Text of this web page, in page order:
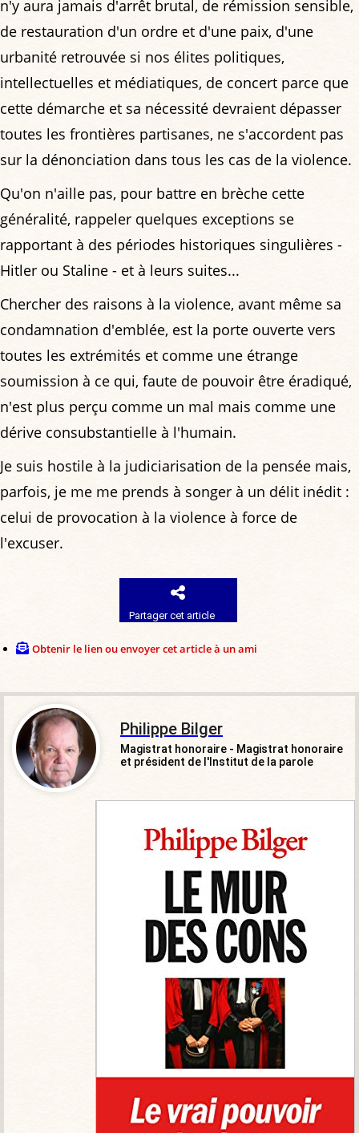
n'y aura jamais d'arrêt brutal, de rémission sensible,
de restauration d'un ordre et d'une paix, d'une
urbanité retrouvée si nos élites politiques,
intellectuelles et médiatiques, de concert parce que
cette démarche et sa nécessité devraient dépasser
toutes les frontières partisanes, ne s'accordent pas
sur la dénonciation dans tous les cas de la violence.
Qu'on n'aille pas, pour battre en brèche cette
généralité, rappeler quelques exceptions se
rapportant à des périodes historiques singulières -
Hitler ou Staline - et à leurs suites...
Chercher des raisons à la violence, avant même sa
condamnation d'emblée, est la porte ouverte vers
toutes les extrémités et comme une étrange
soumission à ce qui, faute de pouvoir être éradiqué,
n'est plus perçu comme un mal mais comme une
dérive consubstantielle à l'humain.
Je suis hostile à la judiciarisation de la pensée mais,
parfois, je me me prends à songer à un délit inédit :
celui de provocation à la violence à force de
l'excuser.
Partager cet article
Obtenir le lien ou envoyer cet article à un ami
Philippe Bilger
Magistrat honoraire - Magistrat honoraire
et président de l'Institut de la parole